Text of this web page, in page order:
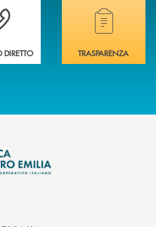
maggiori informazioni sulla
DIRETTO
Hai bisogno di
TRASPARENZA